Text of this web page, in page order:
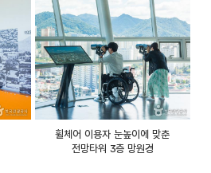
휠체어 이용자 눈높이에 맞춘
전망타워 3층 망원경